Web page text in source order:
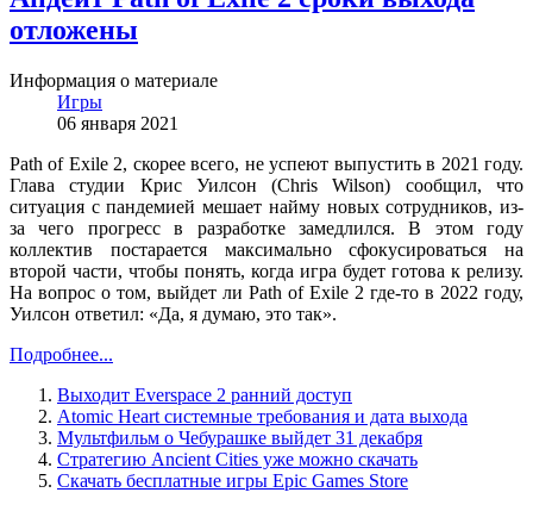
отложены
Информация о материале
Игры
06 января 2021
Path of Exile 2, скорее всего, не успеют выпустить в 2021 году.
Глава студии Крис Уилсон (Chris Wilson) сообщил, что
ситуация с пандемией мешает найму новых сотрудников, из-
за чего прогресс в разработке замедлился. В этом году
коллектив постарается максимально сфокусироваться на
второй части, чтобы понять, когда игра будет готова к релизу.
На вопрос о том, выйдет ли Path of Exile 2 где-то в 2022 году,
Уилсон ответил: «Да, я думаю, это так».
Подробнее...
Выходит Everspace 2 ранний доступ
Atomic Heart системные требования и дата выхода
Мультфильм о Чебурашке выйдет 31 декабря
Стратегию Ancient Cities уже можно скачать
Скачать бесплатные игры Epic Games Store